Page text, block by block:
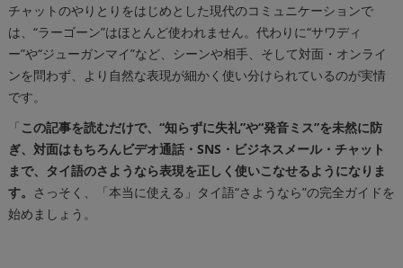
チャットのやりとりをはじめとした現代のコミュニケーションで
は、“ラーゴーン”はほとんど使われません。代わりに“サワディ
ー”や“ジューガンマイ”など、シーンや相手、そして対面・オンライ
ンを問わず、より自然な表現が細かく使い分けられているのが実情
です。
「 この記事を読むだけで、“知らずに失礼”や“発音ミス”を未然に防
ぎ、対面はもちろんビデオ通話・SNS・ビジネスメール・チャット
まで、タイ語のさようなら表現を正しく使いこなせるようになりま
す。 さっそく、「本当に使える」タイ語“さようなら”の完全ガイドを
始めましょう。